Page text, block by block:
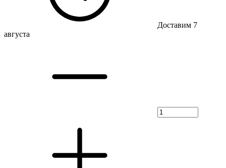
Доставим 7
августа